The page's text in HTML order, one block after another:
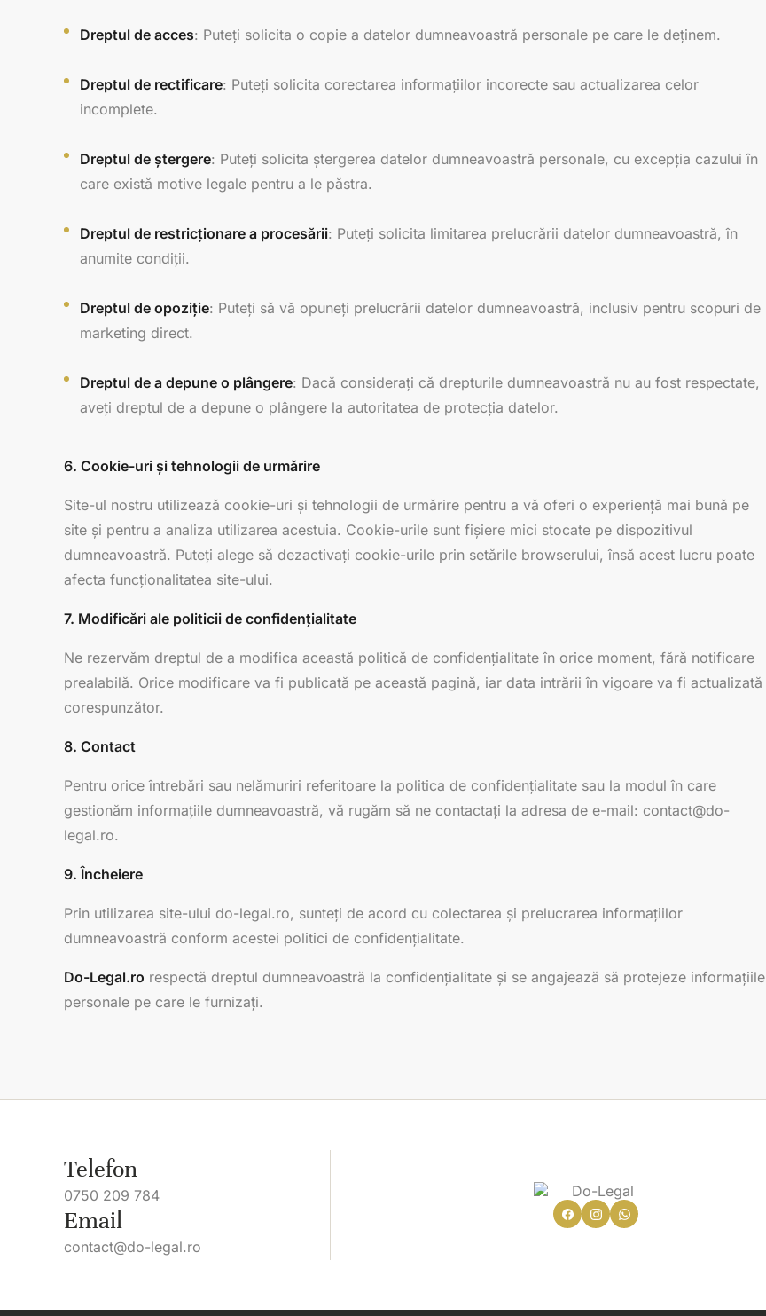
Dreptul de acces: Puteți solicita o copie a datelor dumneavoastră personale pe care le deținem.
Dreptul de rectificare: Puteți solicita corectarea informațiilor incorecte sau actualizarea celor
incomplete.
Dreptul de ștergere: Puteți solicita ștergerea datelor dumneavoastră personale, cu excepția cazului în
care există motive legale pentru a le păstra.
Dreptul de restricționare a procesării: Puteți solicita limitarea prelucrării datelor dumneavoastră, în
anumite condiții.
Dreptul de opoziție: Puteți să vă opuneți prelucrării datelor dumneavoastră, inclusiv pentru scopuri de
marketing direct.
Dreptul de a depune o plângere: Dacă considerați că drepturile dumneavoastră nu au fost respectate,
aveți dreptul de a depune o plângere la autoritatea de protecția datelor.
6. Cookie-uri și tehnologii de urmărire
Site-ul nostru utilizează cookie-uri și tehnologii de urmărire pentru a vă oferi o experiență mai bună pe
site și pentru a analiza utilizarea acestuia. Cookie-urile sunt fișiere mici stocate pe dispozitivul
dumneavoastră. Puteți alege să dezactivați cookie-urile prin setările browserului, însă acest lucru poate
afecta funcționalitatea site-ului.
7. Modificări ale politicii de confidențialitate
Ne rezervăm dreptul de a modifica această politică de confidențialitate în orice moment, fără notificare
prealabilă. Orice modificare va fi publicată pe această pagină, iar data intrării în vigoare va fi actualizată
corespunzător.
8. Contact
Pentru orice întrebări sau nelămuriri referitoare la politica de confidențialitate sau la modul în care
gestionăm informațiile dumneavoastră, vă rugăm să ne contactați la adresa de e-mail: contact@do-
legal.ro.
9. Încheiere
Prin utilizarea site-ului do-legal.ro, sunteți de acord cu colectarea și prelucrarea informațiilor
dumneavoastră conform acestei politici de confidențialitate.
Do-Legal.ro respectă dreptul dumneavoastră la confidențialitate și se angajează să protejeze informațiile
personale pe care le furnizați.
Telefon
0750 209 784
Email
contact@do-legal.ro